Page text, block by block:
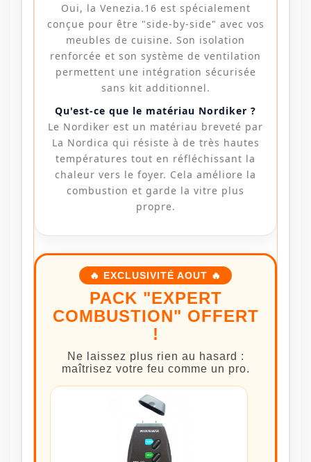
Oui, la Venezia.16 est spécialement
conçue pour être "side-by-side" avec vos
meubles de cuisine. Son isolation
renforcée et son système de ventilation
permettent une intégration sécurisée
sans kit additionnel.
Qu'est-ce que le matériau Nordiker ?
Le Nordiker est un matériau breveté par
La Nordica qui résiste à de très hautes
températures tout en réfléchissant la
chaleur vers le foyer. Cela améliore la
combustion et garde la vitre plus
propre.
🔥 EXCLUSIVITÉ AOUT 🔥
PACK "EXPERT
COMBUSTION" OFFERT
!
Ne laissez plus rien au hasard :
maîtrisez votre feu comme un pro.